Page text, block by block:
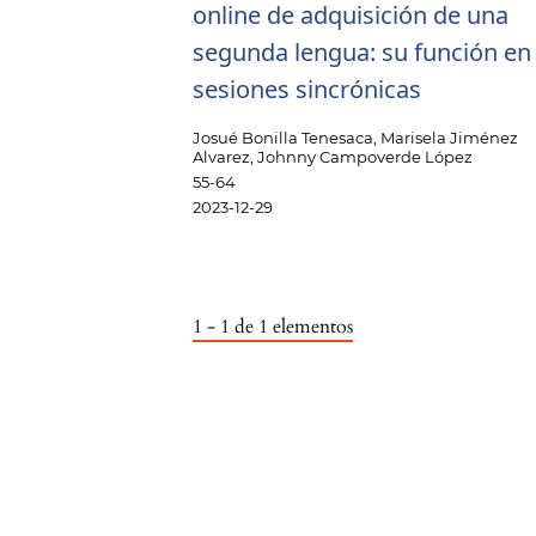
online de adquisición de una
segunda lengua: su función
sesiones sincrónicas
Josué Bonilla Tenesaca, Marisela Jiménez
Alvarez, Johnny Campoverde López
55-64
2023-12-29
1 - 1 de 1 elementos